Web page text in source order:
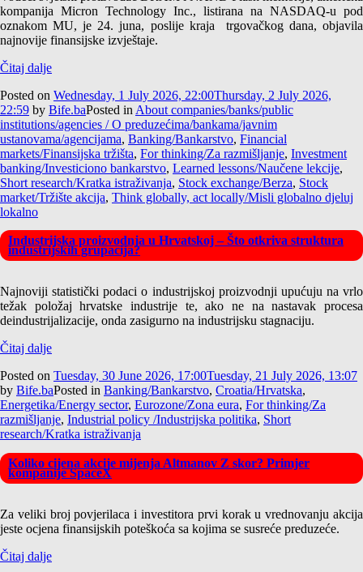
kompanija Micron Technology Inc., listirana na NASDAQ-u pod
oznakom MU, je 24. juna, poslije kraja trgovačkog dana, objavila
najnovije finansijske izvještaje.
Čitaj dalje
Posted on Wednesday, 1 July 2026, 22:00Thursday, 2 July 2026,
22:59 by Bife.baPosted in About companies/banks/public
institutions/agencies / O preduzećima/bankama/javnim
ustanovama/agencijama, Banking/Bankarstvo, Financial
markets/Finansijska tržišta, For thinking/Za razmišljanje, Investment
banking/Investiciono bankarstvo, Learned lessons/Naučene lekcije,
Short research/Kratka istraživanja, Stock exchange/Berza, Stock
market/Tržište akcija, Think globally, act locally/Misli globalno djeluj
lokalno
Industrijska proizvodnja u Hrvatskoj – Što otkriva struktura
industrijskih grupacija?
Najnoviji statistički podaci o industrijskoj proizvodnji upućuju na vrlo
težak položaj hrvatske industrije te, ako ne na nastavak procesa
deindustrijalizacije, onda zasigurno na industrijsku stagnaciju.
Čitaj dalje
Posted on Tuesday, 30 June 2026, 17:00Tuesday, 21 July 2026, 13:07
by Bife.baPosted in Banking/Bankarstvo, Croatia/Hrvatska,
Energetika/Energy sector, Eurozone/Zona eura, For thinking/Za
razmišljanje, Industrial policy /Industrijska politika, Short
research/Kratka istraživanja
Koliko cijena akcije mijenja Altmanov Z skor? Primjer
kompanije SpaceX
Za veliki broj povjerilaca i investitora prvi korak u vrednovanju akcija
jeste ocjena finansijskih poteškoća sa kojima se susreće preduzeće.
Čitaj dalje